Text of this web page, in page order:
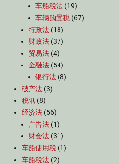
车船税法 (19)
车辆购置税 (67)
行政法 (18)
财政法 (37)
贸易法 (4)
金融法 (54)
银行法 (8)
破产法 (3)
税讯 (8)
经济法 (56)
广告法 (1)
财会法 (31)
车船使用税 (1)
车船税法 (2)